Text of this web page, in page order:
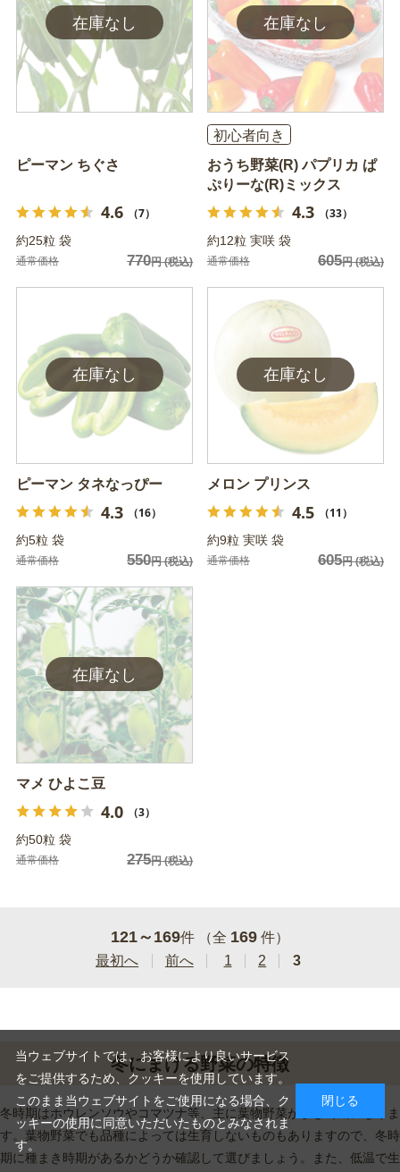
ピーマン ちぐさ
4.6 （7）
約25粒 袋
通常価格 770円(税込)
初心者向き
おうち野菜(R) パプリカ ぱ
ぷりーな(R)ミックス
4.3 （33）
約12粒 実咲 袋
通常価格 605円(税込)
ピーマン タネなっぴー
4.3 （16）
約5粒 袋
通常価格 550円(税込)
メロン プリンス
4.5 （11）
約9粒 実咲 袋
通常価格 605円(税込)
マメ ひよこ豆
4.0 （3）
約50粒 袋
通常価格 275円(税込)
121～169件 （全 169 件）
最初へ
前へ 1 2 3
冬にまける野菜の特徴
冬時期はホウレンソウやコマツナ等、主に葉物野菜がまき時期になりま
す。葉物野菜でも品種によっては生育しないものもありますので、冬時
期に種まき時期があるかどうか確認して選びましょう。また、低温で生
当ウェブサイトでは、お客様により良いサービス
をご提供するため、クッキーを使用しています。
このまま当ウェブサイトをご使用になる場合、ク
ッキーの使用に同意いただいたものとみなされま
す。
閉じる